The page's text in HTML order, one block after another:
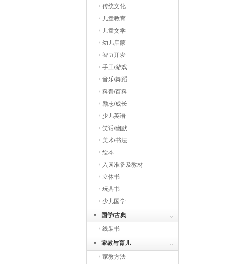
传统文化
儿童教育
儿童文学
幼儿启蒙
智力开发
手工/游戏
音乐/舞蹈
科普/百科
励志/成长
少儿英语
笑话/幽默
美术/书法
绘本
入园准备及教材
立体书
玩具书
少儿国学
国学/古典
线装书
家教与育儿
家教方法